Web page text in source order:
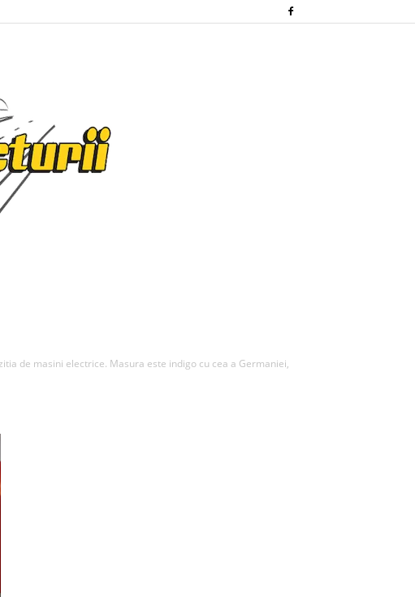
de masini electrice. Masura este indigo cu cea a Germaniei,